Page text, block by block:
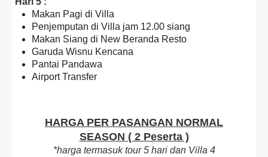
Makan Pagi di Villa
Penjemputan di Villa jam 12.00 siang
Makan Siang di New Beranda Resto
Garuda Wisnu Kencana
Pantai Pandawa
Airport Transfer
HARGA PER PASANGAN NORMAL
SEASON ( 2 Peserta )
*harga termasuk tour 5 hari dan Villa 4